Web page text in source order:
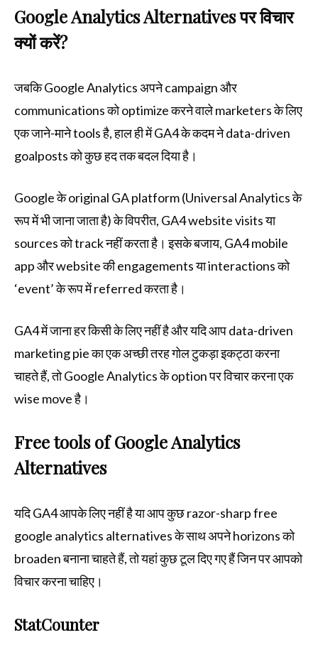
Google Analytics Alternatives पर विचार
क्यों करें?
जबकि Google Analytics अपने campaign और
communications को optimize करने वाले marketers के लिए
एक जाने-माने tools है, हाल ही में GA4 के कदम ने data-driven
goalposts को कुछ हद तक बदल दिया है।
Google के original GA platform (Universal Analytics के
रूप में भी जाना जाता है) के विपरीत, GA4 website visits या
sources को track नहीं करता है। इसके बजाय, GA4 mobile
app और website की engagements या interactions को
‘event’ के रूप में referred करता है।
GA4 में जाना हर किसी के लिए नहीं है और यदि आप data-driven
marketing pie का एक अच्छी तरह गोल टुकड़ा इकट्ठा करना
चाहते हैं, तो Google Analytics के option पर विचार करना एक
wise move है।
Free tools of Google Analytics
Alternatives
यदि GA4 आपके लिए नहीं है या आप कुछ razor-sharp free
google analytics alternatives के साथ अपने horizons को
broaden बनाना चाहते हैं, तो यहां कुछ टूल दिए गए हैं जिन पर आपको
विचार करना चाहिए।
StatCounter